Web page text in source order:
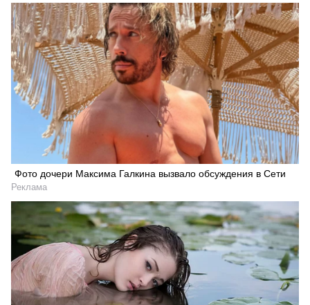
Фото дочери Максима Галкина вызвало обсуждения в Сети
Реклама